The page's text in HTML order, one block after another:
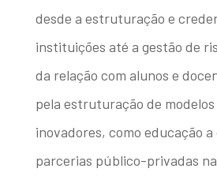
desde a estruturação e
instituições até a gestão de
da relação com alunos e
pela estruturação de
inovadores, como educação a
parcerias público-privadas